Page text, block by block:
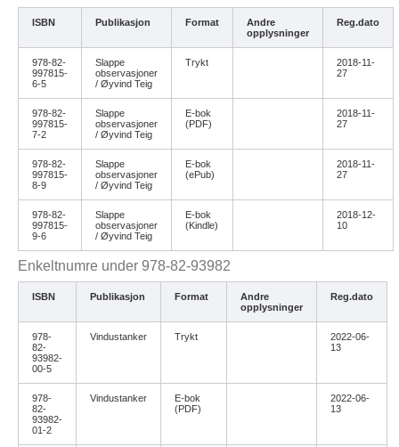
ISBN Publikasjon Format
Andre
opplysninger
Reg.dato
978-82-
997815-
6-5
Slappe
observasjoner
/ Øyvind Teig
Trykt
2018-11-
27
978-82-
997815-
7-2
Slappe
observasjoner
/ Øyvind Teig
E-bok
(PDF)
2018-11-
27
978-82-
997815-
8-9
Slappe
observasjoner
/ Øyvind Teig
E-bok
(ePub)
2018-11-
27
978-82-
997815-
9-6
Slappe
observasjoner
/ Øyvind Teig
E-bok
(Kindle)
2018-12-
10
Enkeltnumre under 978-82-93982
ISBN Publikasjon Format
Andre
opplysninger
Reg.dato
978-
82-
93982-
00-5
Vindustanker Trykt
2022-06-
13
978-
82-
93982-
01-2
Vindustanker
E-bok
(PDF)
2022-06-
13